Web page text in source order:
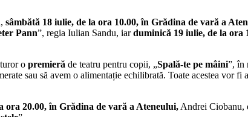
sâmbătă 18 iulie, de la ora 10.00, în Grădina de vară a
Pann”, regia Iulian Sandu, iarduminică 19 iulie, de la ora
o premieră de teatru pentru copii, „Spală-te pe mâini”, în
sau să avem o alimentație echilibrată. Toate acestea vor
ora 20.00, în Grădina de vară a Ateneului, Andrei Ciobanu,